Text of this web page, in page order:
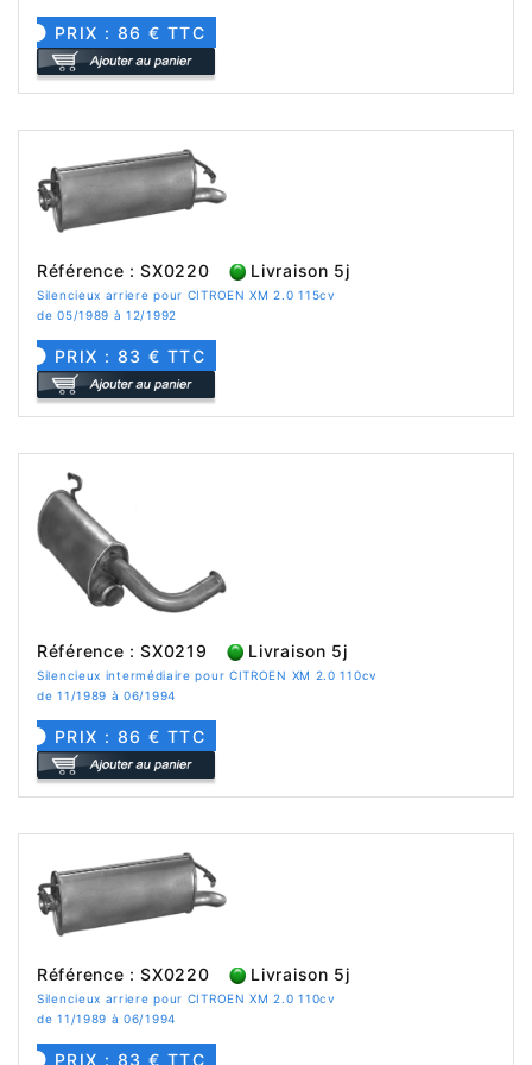
PRIX : 86 € TTC
Référence : SX0220 Livraison 5j
Silencieux arriere pour CITROEN XM 2.0 115cv
de 05/1989 à 12/1992
PRIX : 83 € TTC
Référence : SX0219 Livraison 5j
Silencieux intermédiaire pour CITROEN XM 2.0 110cv
de 11/1989 à 06/1994
PRIX : 86 € TTC
Référence : SX0220 Livraison 5j
Silencieux arriere pour CITROEN XM 2.0 110cv
de 11/1989 à 06/1994
PRIX : 83 € TTC